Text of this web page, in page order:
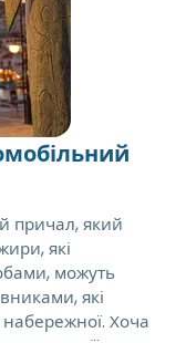
причал, який
які
можуть
які
Хоча